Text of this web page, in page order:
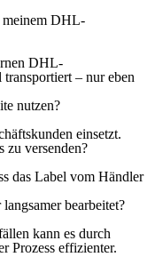
meinem DHL-
DHL-
– nur eben
nutzen?
einsetzt.
zu versenden?
das Label vom Händler
bearbeitet?
kann es durch
Prozess effizienter.